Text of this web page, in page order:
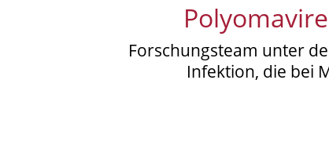
Forschungsteam unter
Infektion, die bei